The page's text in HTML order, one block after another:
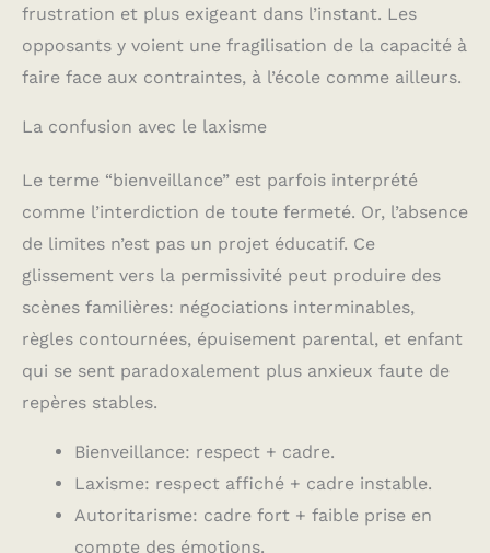
frustration et plus exigeant dans l’instant. Les
opposants y voient une fragilisation de la capacité à
faire face aux contraintes, à l’école comme ailleurs.
La confusion avec le laxisme
Le terme “bienveillance” est parfois interprété
comme l’interdiction de toute fermeté. Or, l’absence
de limites n’est pas un projet éducatif. Ce
glissement vers la permissivité peut produire des
scènes familières: négociations interminables,
règles contournées, épuisement parental, et enfant
qui se sent paradoxalement plus anxieux faute de
repères stables.
Bienveillance: respect + cadre.
Laxisme: respect affiché + cadre instable.
Autoritarisme: cadre fort + faible prise en
compte des émotions.